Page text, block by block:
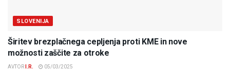
SLOVENIJA
Širitev brezplačnega cepljenja proti KME in nove
možnosti zaščite za otroke
AVTOR I.R. 05/03/2025